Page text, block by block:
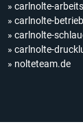
» carlnolte-
» carlnolte-
» carlnolte-
» carlnolte-
» nolteteam.de